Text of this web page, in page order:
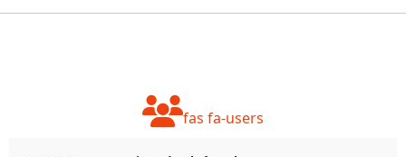
fas fa-users